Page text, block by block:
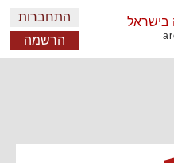
בישראל
התחברות
הרשמה